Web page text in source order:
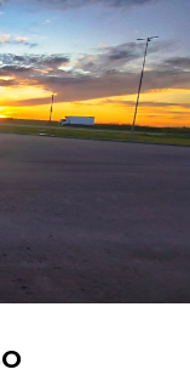
Skip to navigation